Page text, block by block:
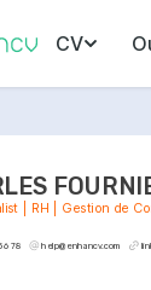
CV
| RH | Gestion de
78 help@enhancv.com